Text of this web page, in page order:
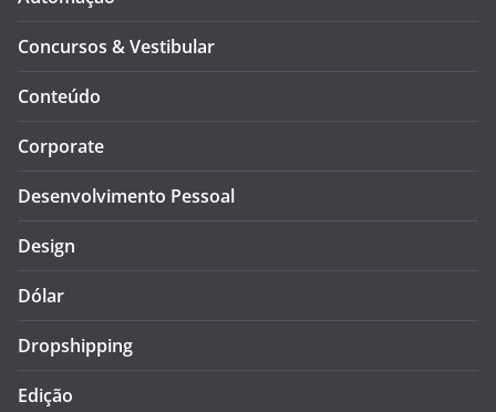
Concursos & Vestibular
Conteúdo
Corporate
Desenvolvimento Pessoal
Design
Dólar
Dropshipping
Edição